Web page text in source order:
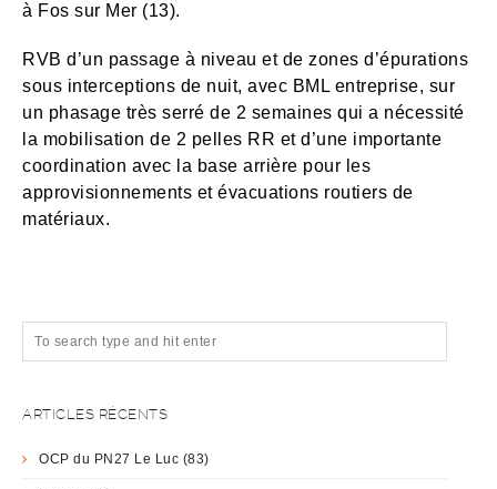
à Fos sur Mer (13).
RVB d’un passage à niveau et de zones d’épurations
sous interceptions de nuit, avec BML entreprise, sur
un phasage très serré de 2 semaines qui a nécessité
la mobilisation de 2 pelles RR et d’une importante
coordination avec la base arrière pour les
approvisionnements et évacuations routiers de
matériaux.
ARTICLES RÉCENTS
OCP du PN27 Le Luc (83)